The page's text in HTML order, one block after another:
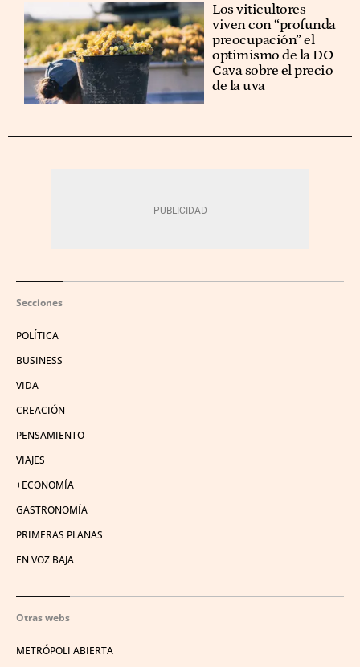
Los viticultores
viven con “profunda
preocupación” el
optimismo de la DO
Cava sobre el precio
de la uva
Secciones
POLÍTICA
BUSINESS
VIDA
CREACIÓN
PENSAMIENTO
VIAJES
+ECONOMÍA
GASTRONOMÍA
PRIMERAS PLANAS
EN VOZ BAJA
Otras webs
METRÓPOLI ABIERTA